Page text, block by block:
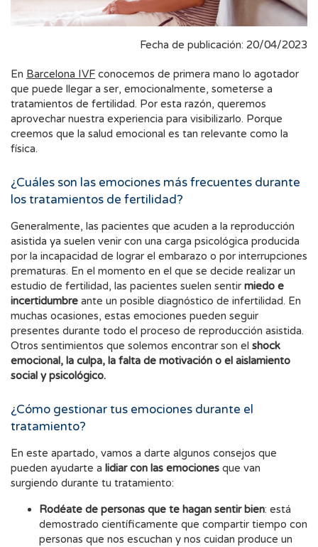
Fecha de publicación: 20/04/2023
En Barcelona IVF
que puede llegar a ser, emocionalmente, someterse a
tratamientos de fertilidad. Por esta razón, queremos
aprovechar nuestra experiencia para visibilizarlo. Porque
creemos que la salud emocional es tan relevante como la
física.
¿Cuáles son las emociones más frecuentes durante
los tratamientos de fertilidad?
Generalmente, las pacientes que acuden a la reproducción
asistida ya suelen venir con una carga psicológica producida
por la incapacidad de lograr el embarazo o por interrupciones
prematuras. En el momento en el que se decide realizar un
estudio de fertilidad, las pacientes suelen sentir miedo e
incertidumbre ante un posible diagnóstico de infertilidad. En
muchas ocasiones, estas emociones pueden seguir
presentes durante todo el proceso de reproducción asistida.
Otros sentimientos que solemos encontrar son el shock
emocional, la culpa, la falta de motivación o el aislamiento
social y psicológico.
¿Cómo gestionar tus emociones durante el
tratamiento?
En este apartado, vamos a darte algunos consejos que
pueden ayudarte a lidiar con las emociones que van
surgiendo durante tu tratamiento:
Rodéate de personas que te hagan sentir bien: está
demostrado científicamente que compartir tiempo con
personas que nos escuchan y nos cuidan produce un